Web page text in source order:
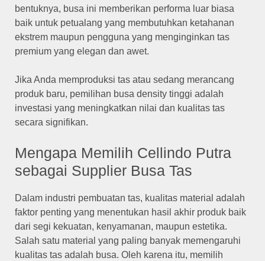
bentuknya, busa ini memberikan performa luar biasa
baik untuk petualang yang membutuhkan ketahanan
ekstrem maupun pengguna yang menginginkan tas
premium yang elegan dan awet.
Jika Anda memproduksi tas atau sedang merancang
produk baru, pemilihan busa density tinggi adalah
investasi yang meningkatkan nilai dan kualitas tas
secara signifikan.
Mengapa Memilih Cellindo Putra
sebagai Supplier Busa Tas
Dalam industri pembuatan tas, kualitas material adalah
faktor penting yang menentukan hasil akhir produk baik
dari segi kekuatan, kenyamanan, maupun estetika.
Salah satu material yang paling banyak memengaruhi
kualitas tas adalah busa. Oleh karena itu, memilih